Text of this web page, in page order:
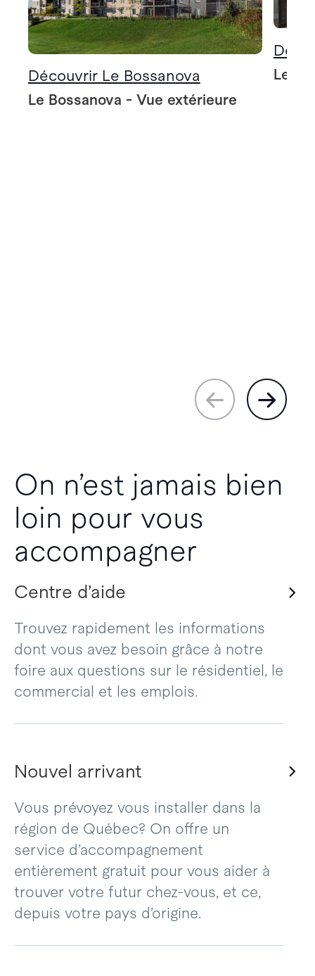
Découvrir Le Bossanova
Le Bossanova - Vue extérieure
Le
On n’est jamais bien
loin pour vous
accompagner
Centre d’aide
Trouvez rapidement les informations
dont vous avez besoin grâce à notre
foire aux questions sur le résidentiel, le
commercial et les emplois.
Nouvel arrivant
Vous prévoyez vous installer dans la
région de Québec? On offre un
service d’accompagnement
entièrement gratuit pour vous aider à
trouver votre futur chez-vous, et ce,
depuis votre pays d’origine.